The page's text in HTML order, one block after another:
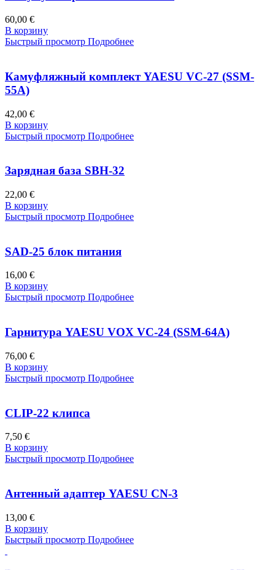
60,00 €
В корзину
Быстрый просмотр Подробнее
Камуфляжный комплект YAESU VC-27 (SSM-
55A)
42,00 €
В корзину
Быстрый просмотр Подробнее
Зарядная база SBH-32
22,00 €
В корзину
Быстрый просмотр Подробнее
SAD-25 блок питания
16,00 €
В корзину
Быстрый просмотр Подробнее
Гарнитура YAESU VOX VC-24 (SSM-64A)
76,00 €
В корзину
Быстрый просмотр Подробнее
CLIP-22 клипса
7,50 €
В корзину
Быстрый просмотр Подробнее
Антенный адаптер YAESU CN-3
13,00 €
В корзину
Быстрый просмотр Подробнее